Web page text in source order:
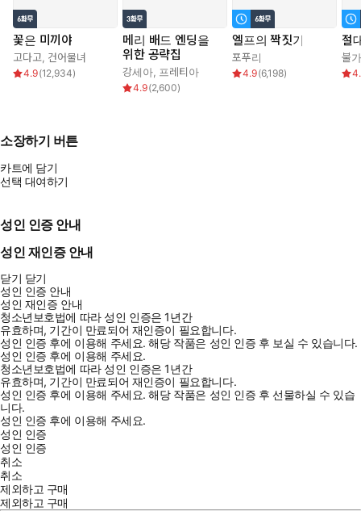
꽃은 미끼야
고다고, 건어물녀
4.9(12,934)
메리 배드 엔딩을
위한 공략집
강세아, 프레티아
4.9(2,600)
엘프의 짝짓기
포푸리
4.9(6,198)
절
불
소장하기 버튼
카트에 담기
선택 대여하기
성인 인증 안내
성인 재인증 안내
닫기 닫기
성인 인증 안내
성인 재인증 안내
청소년보호법에 따라 성인 인증은 1년간
유효하며, 기간이 만료되어 재인증이 필요합니다.
성인 인증 후에 이용해 주세요.해당 작품은 성인 인증 후 보실 수 있습니다.
성인 인증 후에 이용해 주세요.
청소년보호법에 따라 성인 인증은 1년간
유효하며, 기간이 만료되어 재인증이 필요합니다.
성인 인증 후에 이용해 주세요.해당 작품은 성인 인증 후 선물하실 수 있습
니다.
성인 인증 후에 이용해 주세요.
성인 인증
성인 인증
취소
취소
제외하고 구매
제외하고 구매